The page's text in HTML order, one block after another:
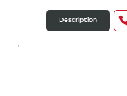
Description